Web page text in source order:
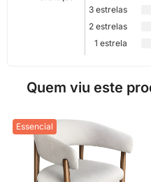
3 estrelas
2 estrelas
1 estrela
Quem viu este
Essencial